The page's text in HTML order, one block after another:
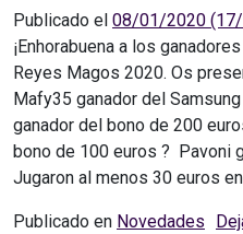
Publicado el 08/01/2020
¡Enhorabuena a los
Reyes Magos 2020. Os
Mafy35 ganador del
ganador del bono de 200
bono de 100 euros ? Pavoni
Jugaron al menos 30 euros
Publicado en Novedades